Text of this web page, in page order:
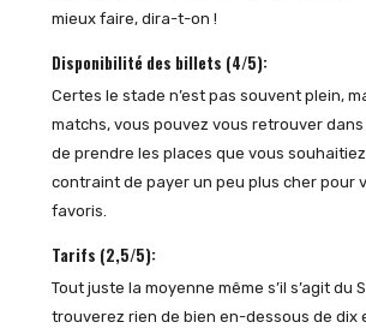
mieux faire, dira-t-on !
Disponibilité des billets (4/5):
Certes le stade n’est pas souvent plein,
matchs, vous pouvez vous retrouver dans
de prendre les places que vous
contraint de payer un peu plus cher pour
favoris.
Tarifs (2,5/5):
Tout juste la moyenne même s’il s’agit du
trouverez rien de bien en-dessous de dix